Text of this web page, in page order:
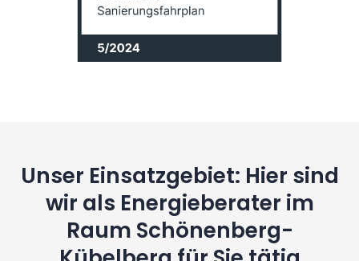
Unser Einsatzgebiet: Hier sind
wir als Energieberater im
Raum Schönenberg-